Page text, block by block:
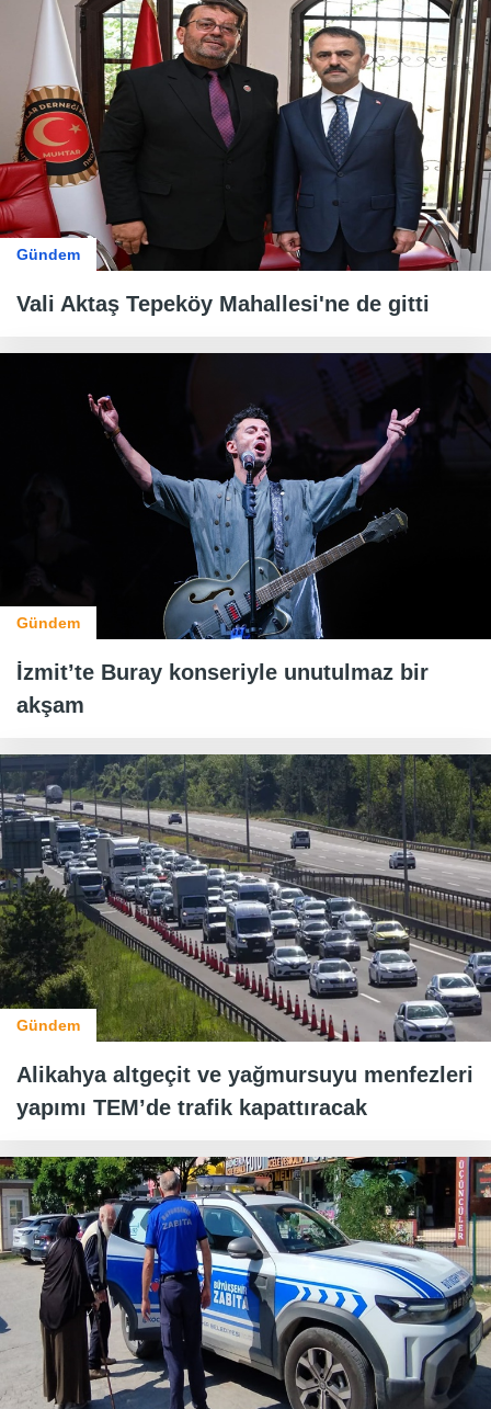
Gündem
Vali Aktaş Tepeköy Mahallesi'ne de gitti
Gündem
İzmit’te Buray konseriyle unutulmaz bir
akşam
Gündem
Alikahya altgeçit ve yağmursuyu menfezleri
yapımı TEM’de trafik kapattıracak